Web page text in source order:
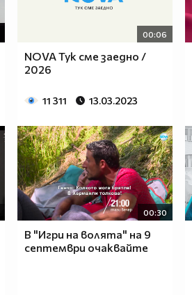
00:06
NOVA Тук сме заедно /
2026
11 311 13.03.2023
00:30
В "Игри на волята" на 9
септември очаквайте